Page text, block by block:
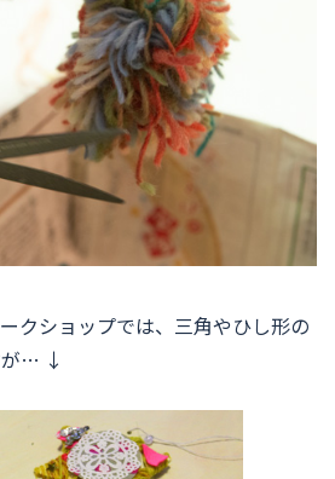
クショップでは、三角やひし形の
が… ↓